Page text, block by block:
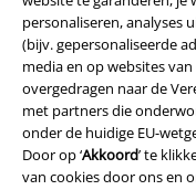
personaliseren, analyses
(bijv. gepersonaliseerde
media en op websites
overgedragen naar de
met partners die
onder de huidige EU-
Door op ‘Akkoord’ te
van cookies door ons en
Algemene Voorwaarden
Bedrijfsgegevens
Privacyverklaring
Verklaring van